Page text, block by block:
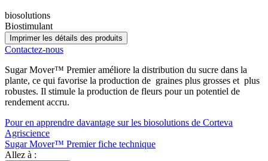
biosolutions
Biostimulant
Imprimer les détails des produits
Contactez-nous
Sugar Mover™ Premier améliore la distribution du sucre dans la
plante, ce qui favorise la production de graines plus grosses et plus
robustes. Il stimule la production de fleurs pour un potentiel de
rendement accru.
Pour en apprendre davantage sur les biosolutions de Corteva
Agriscience
Sugar Mover™ Premier fiche technique
Allez à :